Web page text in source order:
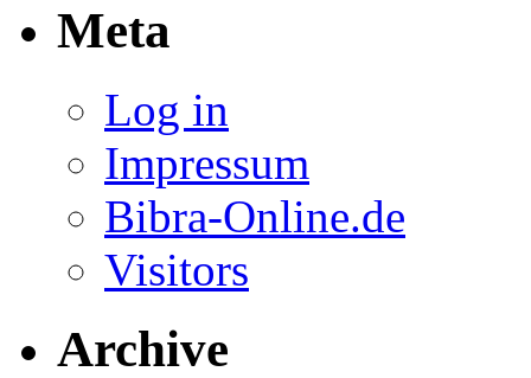
Meta
Log in
Impressum
Bibra-Online.de
Visitors
Archive